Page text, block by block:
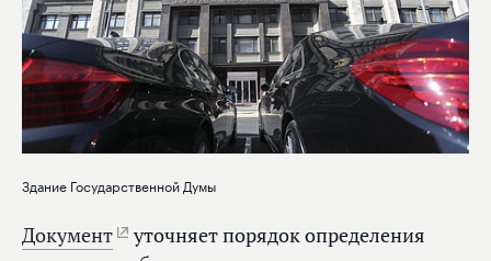
Здание Государственной Думы
Документ
уточняет порядок определения